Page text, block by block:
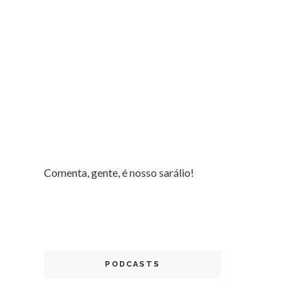
Comenta, gente, é nosso sarálio!
PODCASTS